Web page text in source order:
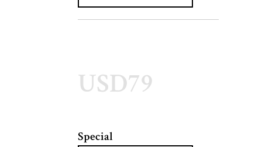
USD79
Special